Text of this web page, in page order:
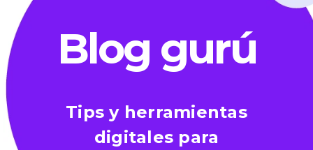
Blog gurú
Tips y herramientas
digitales para